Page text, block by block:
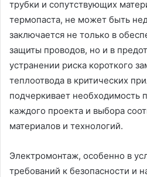
трубки и сопутствующих
термопаста, не может быть
заключается не только в
защиты проводов, но и в
устранении риска короткого
теплоотвода в критических
подчеркивает необходимость
каждого проекта и выбора
материалов и технологий.
Электромонтаж, особенно в
требований к безопасности и